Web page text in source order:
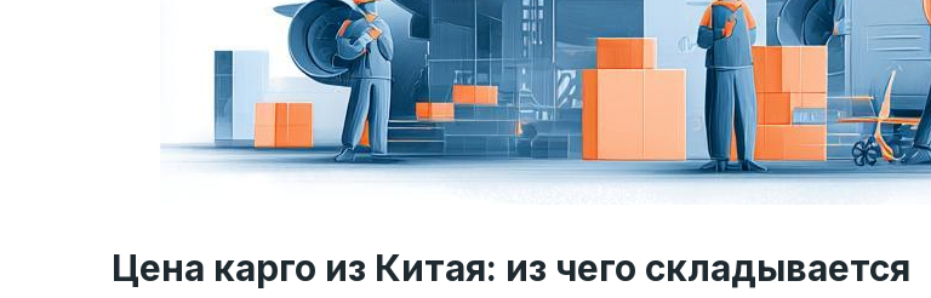
Цена карго из Китая: из чего складывается